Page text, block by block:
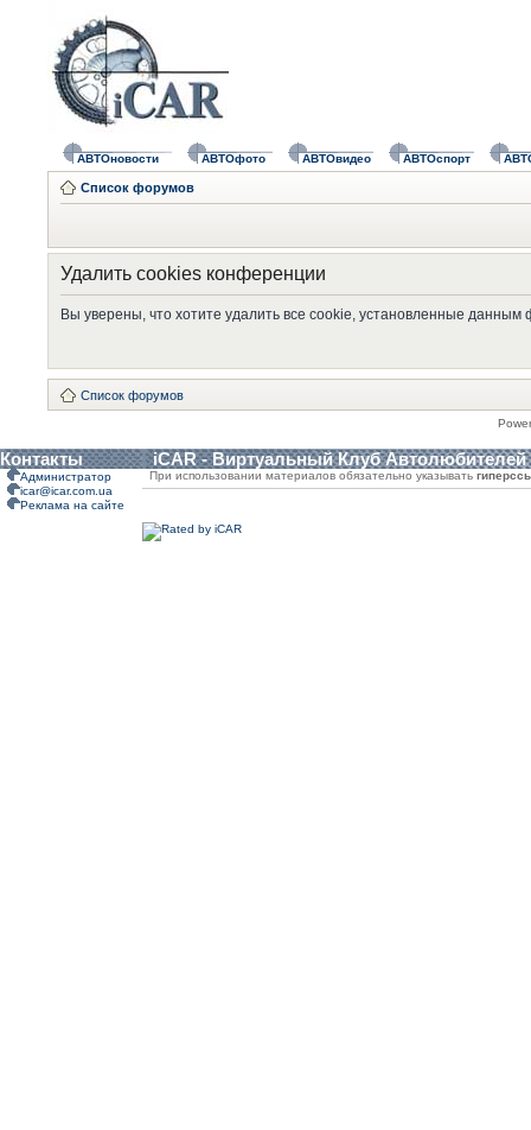
АВТОновости АВТОфото АВТОвидео АВТОспорт
Список форумов
Удалить cookies конференции
Вы уверены, что хотите удалить все cookie, установленные
Список форумов
Контакты iCAR - Виртуальный Клуб Автолюбителей
Администратор
icar@icar.com.ua
Реклама на сайте
При использовании материалов обязательно указывать